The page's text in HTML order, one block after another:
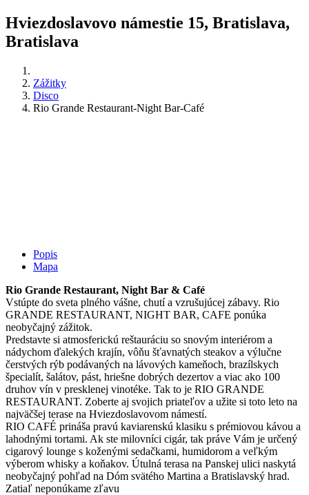
Hviezdoslavovo námestie 15, Bratislava,
Bratislava
Zážitky
Disco
Rio Grande Restaurant-Night Bar-Café
Popis
Mapa
Rio Grande Restaurant, Night Bar & Café
Vstúpte do sveta plného vášne, chutí a vzrušujúcej zábavy. Rio
GRANDE RESTAURANT, NIGHT BAR, CAFE ponúka
neobyčajný zážitok.
Predstavte si atmosferickú reštauráciu so snovým interiérom a
nádychom ďalekých krajín, vôňu šťavnatých steakov a výlučne
čerstvých rýb podávaných na lávových kameňoch, brazílskych
špecialít, šalátov, pást, hriešne dobrých dezertov a viac ako 100
druhov vín v presklenej vinotéke. Tak to je RIO GRANDE
RESTAURANT. Zoberte aj svojich priateľov a užite si toto leto na
najväčšej terase na Hviezdoslavovom námestí.
RIO CAFÉ prináša pravú kaviarenskú klasiku s prémiovou kávou a
lahodnými tortami. Ak ste milovníci cigár, tak práve Vám je určený
cigarový lounge s koženými sedačkami, humidorom a veľkým
výberom whisky a koňakov. Útulná terasa na Panskej ulici naskytá
neobyčajný pohľad na Dóm svätého Martina a Bratislavský hrad.
Zatiaľ neponúkame zľavu